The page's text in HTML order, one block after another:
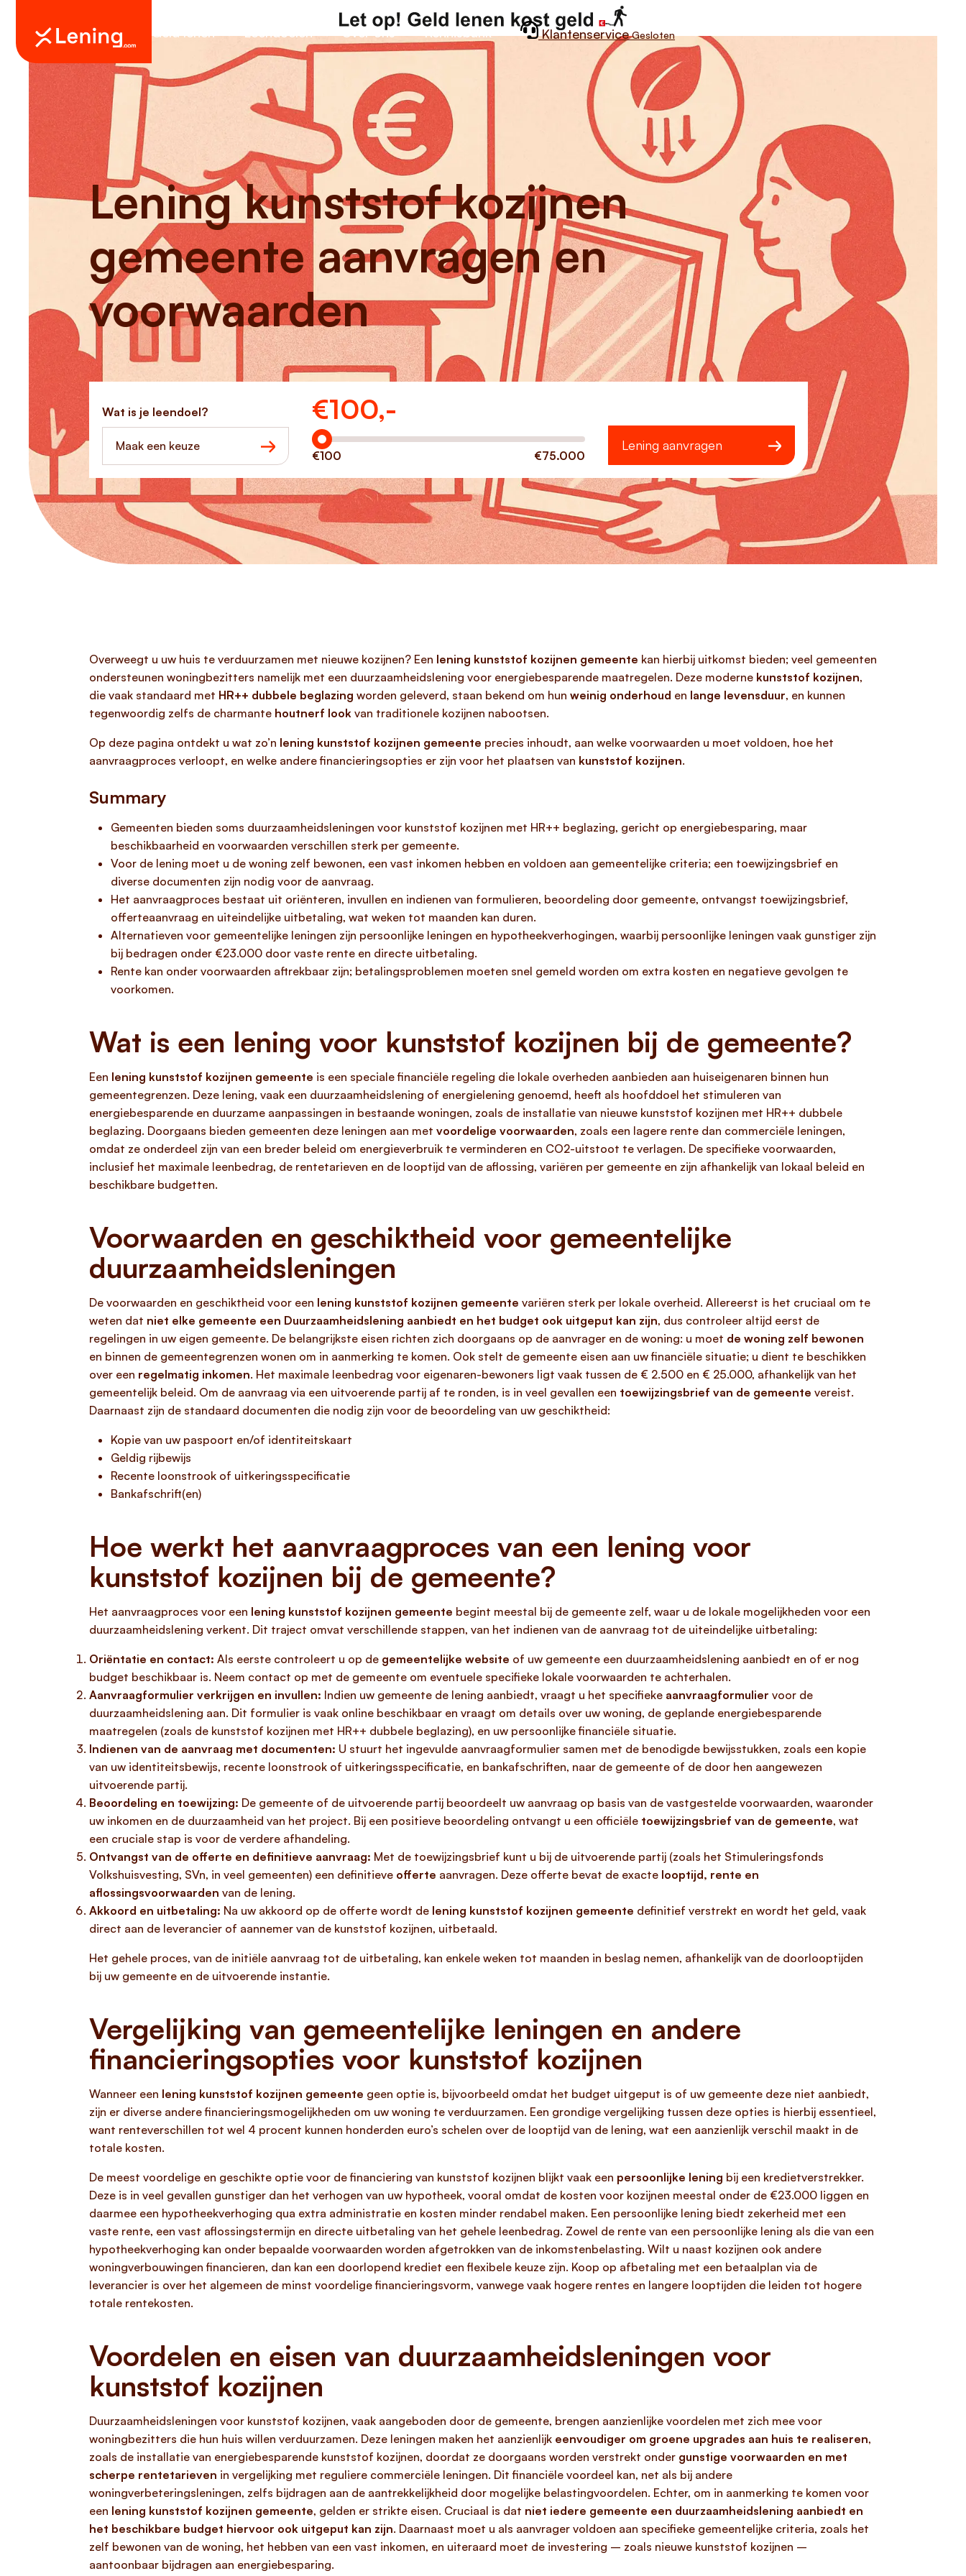
Geld lenen Leendoelen Over ons Kennisbank Klantenservice Gesloten
Lening kunststof kozijnen
gemeente aanvragen en
voorwaarden
Wat is je leendoel?
Maak een keuze
€100,-
Hoeveel wilt u lenen?
€100 €75.000
Lening aanvragen
Overweegt u uw huis te verduurzamen met nieuwe kozijnen? Een lening kunststof kozijnen gemeente kan hierbij uitkomst bieden; veel gemeenten
ondersteunen woningbezitters namelijk met een duurzaamheidslening voor energiebesparende maatregelen. Deze moderne kunststof kozijnen,
die vaak standaard met HR++ dubbele beglazing worden geleverd, staan bekend om hun weinig onderhoud en lange levensduur, en kunnen
tegenwoordig zelfs de charmante houtnerf look van traditionele kozijnen nabootsen.
Op deze pagina ontdekt u wat zo’n lening kunststof kozijnen gemeente precies inhoudt, aan welke voorwaarden u moet voldoen, hoe het
aanvraagproces verloopt, en welke andere financieringsopties er zijn voor het plaatsen van kunststof kozijnen.
Summary
Gemeenten bieden soms duurzaamheidsleningen voor kunststof kozijnen met HR++ beglazing, gericht op energiebesparing, maar
beschikbaarheid en voorwaarden verschillen sterk per gemeente.
Voor de lening moet u de woning zelf bewonen, een vast inkomen hebben en voldoen aan gemeentelijke criteria; een toewijzingsbrief en
diverse documenten zijn nodig voor de aanvraag.
Het aanvraagproces bestaat uit oriënteren, invullen en indienen van formulieren, beoordeling door gemeente, ontvangst toewijzingsbrief,
offerteaanvraag en uiteindelijke uitbetaling, wat weken tot maanden kan duren.
Alternatieven voor gemeentelijke leningen zijn persoonlijke leningen en hypotheekverhogingen, waarbij persoonlijke leningen vaak gunstiger zijn
bij bedragen onder €23.000 door vaste rente en directe uitbetaling.
Rente kan onder voorwaarden aftrekbaar zijn; betalingsproblemen moeten snel gemeld worden om extra kosten en negatieve gevolgen te
voorkomen.
Wat is een lening voor kunststof kozijnen bij de gemeente?
Een lening kunststof kozijnen gemeente is een speciale financiële regeling die lokale overheden aanbieden aan huiseigenaren binnen hun
gemeentegrenzen. Deze lening, vaak een duurzaamheidslening of energielening genoemd, heeft als hoofddoel het stimuleren van
energiebesparende en duurzame aanpassingen in bestaande woningen, zoals de installatie van nieuwe kunststof kozijnen met HR++ dubbele
beglazing. Doorgaans bieden gemeenten deze leningen aan met voordelige voorwaarden, zoals een lagere rente dan commerciële leningen,
omdat ze onderdeel zijn van een breder beleid om energieverbruik te verminderen en CO2-uitstoot te verlagen. De specifieke voorwaarden,
inclusief het maximale leenbedrag, de rentetarieven en de looptijd van de aflossing, variëren per gemeente en zijn afhankelijk van lokaal beleid en
beschikbare budgetten.
Voorwaarden en geschiktheid voor gemeentelijke
duurzaamheidsleningen
De voorwaarden en geschiktheid voor een lening kunststof kozijnen gemeente variëren sterk per lokale overheid. Allereerst is het cruciaal om te
weten dat niet elke gemeente een Duurzaamheidslening aanbiedt en het budget ook uitgeput kan zijn, dus controleer altijd eerst de
regelingen in uw eigen gemeente. De belangrijkste eisen richten zich doorgaans op de aanvrager en de woning: u moet de woning zelf bewonen
en binnen de gemeentegrenzen wonen om in aanmerking te komen. Ook stelt de gemeente eisen aan uw financiële situatie; u dient te beschikken
over een regelmatig inkomen. Het maximale leenbedrag voor eigenaren-bewoners ligt vaak tussen de € 2.500 en € 25.000, afhankelijk van het
gemeentelijk beleid. Om de aanvraag via een uitvoerende partij af te ronden, is in veel gevallen een toewijzingsbrief van de gemeente vereist.
Daarnaast zijn de standaard documenten die nodig zijn voor de beoordeling van uw geschiktheid:
Kopie van uw paspoort en/of identiteitskaart
Geldig rijbewijs
Recente loonstrook of uitkeringsspecificatie
Bankafschrift(en)
Hoe werkt het aanvraagproces van een lening voor
kunststof kozijnen bij de gemeente?
Het aanvraagproces voor een lening kunststof kozijnen gemeente begint meestal bij de gemeente zelf, waar u de lokale mogelijkheden voor een
duurzaamheidslening verkent. Dit traject omvat verschillende stappen, van het indienen van de aanvraag tot de uiteindelijke uitbetaling:
Oriëntatie en contact: Als eerste controleert u op de gemeentelijke website of uw gemeente een duurzaamheidslening aanbiedt en of er nog
budget beschikbaar is. Neem contact op met de gemeente om eventuele specifieke lokale voorwaarden te achterhalen.
Aanvraagformulier verkrijgen en invullen: Indien uw gemeente de lening aanbiedt, vraagt u het specifieke aanvraagformulier voor de
duurzaamheidslening aan. Dit formulier is vaak online beschikbaar en vraagt om details over uw woning, de geplande energiebesparende
maatregelen (zoals de kunststof kozijnen met HR++ dubbele beglazing), en uw persoonlijke financiële situatie.
Indienen van de aanvraag met documenten: U stuurt het ingevulde aanvraagformulier samen met de benodigde bewijsstukken, zoals een kopie
van uw identiteitsbewijs, recente loonstrook of uitkeringsspecificatie, en bankafschriften, naar de gemeente of de door hen aangewezen
uitvoerende partij.
Beoordeling en toewijzing: De gemeente of de uitvoerende partij beoordeelt uw aanvraag op basis van de vastgestelde voorwaarden, waaronder
uw inkomen en de duurzaamheid van het project. Bij een positieve beoordeling ontvangt u een officiële toewijzingsbrief van de gemeente, wat
een cruciale stap is voor de verdere afhandeling.
Ontvangst van de offerte en definitieve aanvraag: Met de toewijzingsbrief kunt u bij de uitvoerende partij (zoals het Stimuleringsfonds
Volkshuisvesting, SVn, in veel gemeenten) een definitieve offerte aanvragen. Deze offerte bevat de exacte looptijd, rente en
aflossingsvoorwaarden van de lening.
Akkoord en uitbetaling: Na uw akkoord op de offerte wordt de lening kunststof kozijnen gemeente definitief verstrekt en wordt het geld, vaak
direct aan de leverancier of aannemer van de kunststof kozijnen, uitbetaald.
Het gehele proces, van de initiële aanvraag tot de uitbetaling, kan enkele weken tot maanden in beslag nemen, afhankelijk van de doorlooptijden
bij uw gemeente en de uitvoerende instantie.
Vergelijking van gemeentelijke leningen en andere
financieringsopties voor kunststof kozijnen
Wanneer een lening kunststof kozijnen gemeente geen optie is, bijvoorbeeld omdat het budget uitgeput is of uw gemeente deze niet aanbiedt,
zijn er diverse andere financieringsmogelijkheden om uw woning te verduurzamen. Een grondige vergelijking tussen deze opties is hierbij essentieel,
want renteverschillen tot wel 4 procent kunnen honderden euro’s schelen over de looptijd van de lening, wat een aanzienlijk verschil maakt in de
totale kosten.
De meest voordelige en geschikte optie voor de financiering van kunststof kozijnen blijkt vaak een persoonlijke lening bij een kredietverstrekker.
Deze is in veel gevallen gunstiger dan het verhogen van uw hypotheek, vooral omdat de kosten voor kozijnen meestal onder de €23.000 liggen en
daarmee een hypotheekverhoging qua extra administratie en kosten minder rendabel maken. Een persoonlijke lening biedt zekerheid met een
vaste rente, een vast aflossingstermijn en directe uitbetaling van het gehele leenbedrag. Zowel de rente van een persoonlijke lening als die van een
hypotheekverhoging kan onder bepaalde voorwaarden worden afgetrokken van de inkomstenbelasting. Wilt u naast kozijnen ook andere
woningverbouwingen financieren, dan kan een doorlopend krediet een flexibele keuze zijn. Koop op afbetaling met een betaalplan via de
leverancier is over het algemeen de minst voordelige financieringsvorm, vanwege vaak hogere rentes en langere looptijden die leiden tot hogere
totale rentekosten.
Voordelen en eisen van duurzaamheidsleningen voor
kunststof kozijnen
Duurzaamheidsleningen voor kunststof kozijnen, vaak aangeboden door de gemeente, brengen aanzienlijke voordelen met zich mee voor
woningbezitters die hun huis willen verduurzamen. Deze leningen maken het aanzienlijk eenvoudiger om groene upgrades aan huis te realiseren,
zoals de installatie van energiebesparende kunststof kozijnen, doordat ze doorgaans worden verstrekt onder gunstige voorwaarden en met
scherpe rentetarieven in vergelijking met reguliere commerciële leningen. Dit financiële voordeel kan, net als bij andere
woningverbeteringsleningen, zelfs bijdragen aan de aantrekkelijkheid door mogelijke belastingvoordelen. Echter, om in aanmerking te komen voor
een lening kunststof kozijnen gemeente, gelden er strikte eisen. Cruciaal is dat niet iedere gemeente een duurzaamheidslening aanbiedt en
het beschikbare budget hiervoor ook uitgeput kan zijn. Daarnaast moet u als aanvrager voldoen aan specifieke gemeentelijke criteria, zoals het
zelf bewonen van de woning, het hebben van een vast inkomen, en uiteraard moet de investering – zoals nieuwe kunststof kozijnen –
aantoonbaar bijdragen aan energiebesparing.